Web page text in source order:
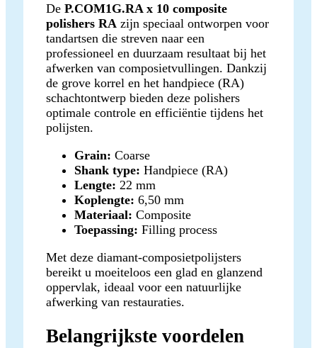
De P.COM1G.RA x 10 composite
polishers RA zijn speciaal ontworpen voor
tandartsen die streven naar een
professioneel en duurzaam resultaat bij het
afwerken van composietvullingen. Dankzij
de grove korrel en het handpiece (RA)
schachtontwerp bieden deze polishers
optimale controle en efficiëntie tijdens het
polijsten.
Grain: Coarse
Shank type: Handpiece (RA)
Lengte: 22 mm
Koplengte: 6,50 mm
Materiaal: Composite
Toepassing: Filling process
Met deze diamant-composietpolijsters
bereikt u moeiteloos een glad en glanzend
oppervlak, ideaal voor een natuurlijke
afwerking van restauraties.
Belangrijkste voordelen